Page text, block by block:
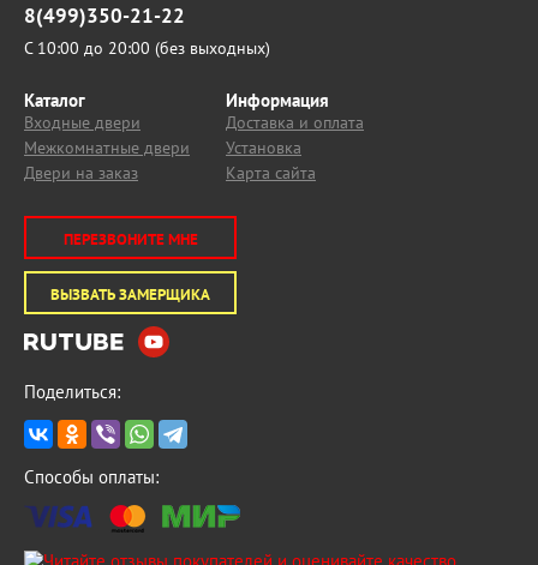
8(499)350-21-22
С 10:00 до 20:00 (без выходных)
Каталог
Входные двери
Межкомнатные двери
Двери на заказ
Информация
Доставка и оплата
Установка
Карта сайта
ПЕРЕЗВОНИТЕ МНЕ
ВЫЗВАТЬ ЗАМЕРЩИКА
Поделиться:
Способы оплаты: